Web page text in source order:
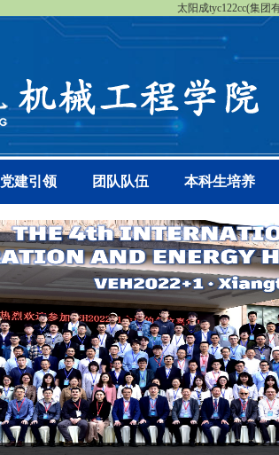
太阳成tyc122cc(集团
党建引领 团队队伍 本科生培养